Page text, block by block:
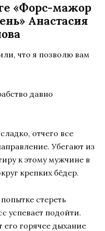
«Форс-мажор
Анастасия
что я позволю вам
давно
отчего все
Убегают из
к этому мужчине в
крепких бёдер.
стереть
успевает подойти.
горячее дыхание